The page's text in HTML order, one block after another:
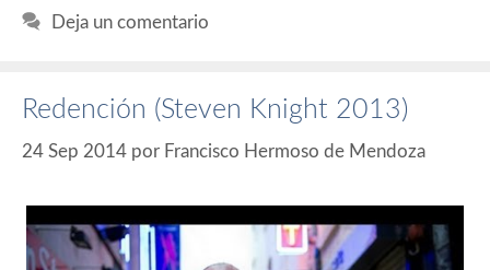
Deja un comentario
Redención (Steven Knight 2013)
24 Sep 2014 por Francisco Hermoso de Mendoza